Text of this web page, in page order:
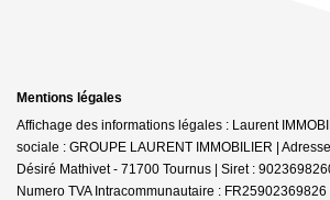
Mentions légales
Affichage des informations légales : Laurent
sociale : GROUPE LAURENT IMMOBILIER |
Désiré Mathivet - 71700 Tournus | Siret :
Numero TVA Intracommunautaire : FR25902369826